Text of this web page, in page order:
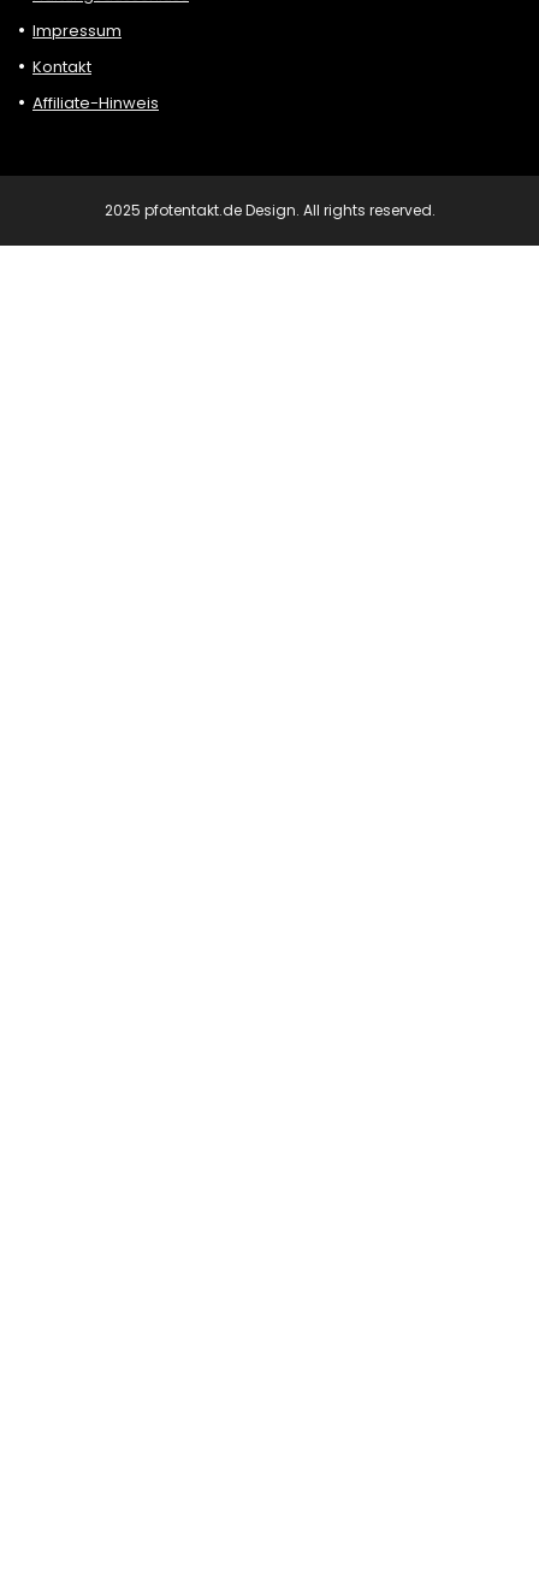
Impressum
Kontakt
Affiliate-Hinweis
2025 pfotentakt.de Design. All rights reserved.